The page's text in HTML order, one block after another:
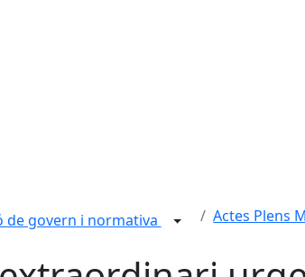
de govern i normativa Actes Plens